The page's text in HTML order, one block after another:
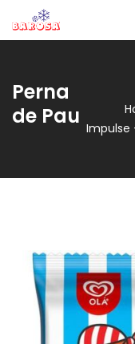
Perna
de Pau Impulse